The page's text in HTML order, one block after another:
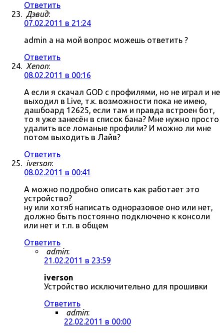
Ответить
Дэвид:
07.02.2011 в 21:24
admin а на мой вопрос можешь ответить ?
Ответить
Xenon:
08.02.2011 в 00:16
А если я скачал GOD с профилями, но не играл и не
выходил в Live, т.к. возможности пока не имею,
дашбоард 12625, если там и правда встроен бот,
то я уже занесён в список бана? Мне нужно просто
удалить все ломаные профили? И можно ли мне
потом выходить в Лайв?
Ответить
iverson:
08.02.2011 в 00:41
А можно подробно описать как работает это
устройство?
ну или хотяб написать одноразовое оно или нет,
должно быть постоянно подключено к консоли
или нет и т.п. в общем
Ответить
admin:
21.02.2011 в 23:59
iverson
Устройство исключительно для прошивки
Ответить
admin:
22.02.2011 в 00:00